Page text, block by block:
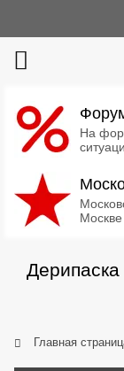
На
Главная